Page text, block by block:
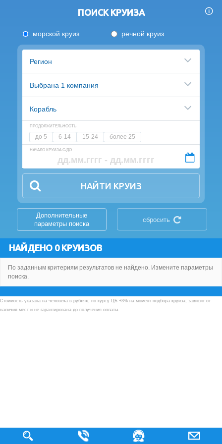
ПОИСК КРУИЗА
морской круиз речной круиз
Регион
Выбрана 1 компания
Корабль
ПРОДОЛЖИТЕЛЬНОСТЬ
до 5 6-14 15-24 более 25
НАЧАЛО КРУИЗА С/ДО
НАЙТИ КРУИЗ
Дополнительные
параметры поиска
сбросить
НАЙДЕНО 0 КРУИЗОВ
По заданным критериям результатов не найдено. Измените параметры
поиска.
Стоимость указана на человека в рублях, по курсу ЦБ +3% на момент подбора круиза, зависит от
наличия мест и не гарантирована до получения оплаты.